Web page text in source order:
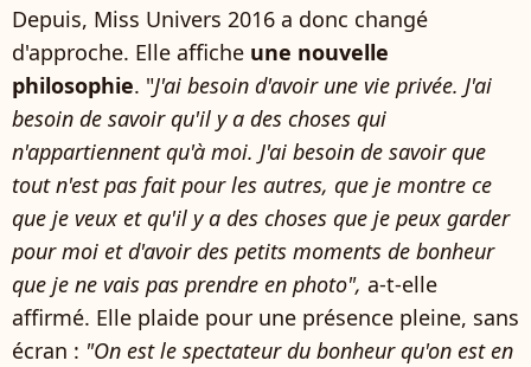
Depuis, Miss Univers 2016 a donc changé
d'approche. Elle affiche une nouvelle
philosophie. "J'ai besoin d'avoir une vie privée. J'ai
besoin de savoir qu'il y a des choses qui
n'appartiennent qu'à moi. J'ai besoin de savoir que
tout n'est pas fait pour les autres, que je montre ce
que je veux et qu'il y a des choses que je peux garder
pour moi et d'avoir des petits moments de bonheur
que je ne vais pas prendre en photo", a-t-elle
affirmé. Elle plaide pour une présence pleine, sans
écran : "On est le spectateur du bonheur qu'on est en